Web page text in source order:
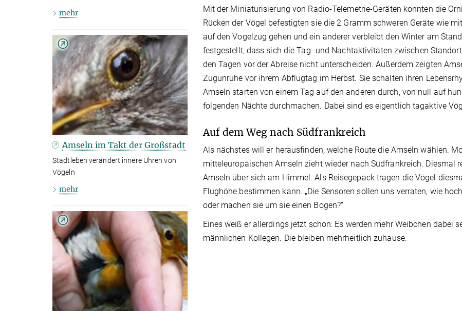
Mit der Miniaturisierung von Radio-Telemetrie-Geräten konnten die
Rücken der Vögel befestigten sie die 2 Gramm schweren Geräte wie
auf den Vogelzug gehen und ein anderer verbleibt den Winter am
festgestellt, dass sich die Tag- und Nachtaktivitäten zwischen
den Tagen vor der Abreise nicht unterscheiden. Außerdem zeigten
Zugunruhe vor ihrem Abflugtag im Herbst. Sie schalten ihren
Amseln starten von einem Tag auf den anderen durch, von null auf
folgenden Nächte durchmachen. Dabei sind es eigentlich tagaktive
Auf dem Weg nach Südfrankreich
Als nächstes will er herausfinden, welche Route die Amseln wählen.
mitteleuropäischen Amseln zieht wieder nach Südfrankreich. Diesmal
Amseln über sich am Himmel. Als Reisegepäck tragen die Vögel
Flughöhe bestimmen kann. „Die Sensoren sollen uns verraten, wie
oder machen sie um sie einen Bogen?“
Eines weiß er allerdings jetzt schon: Es werden mehr Weibchen dabei
männlichen Kollegen. Die bleiben mehrheitlich zuhause.
mehr
Amseln im Takt der Großstadt
Stadtleben verändert innere Uhren von
Vögeln
mehr